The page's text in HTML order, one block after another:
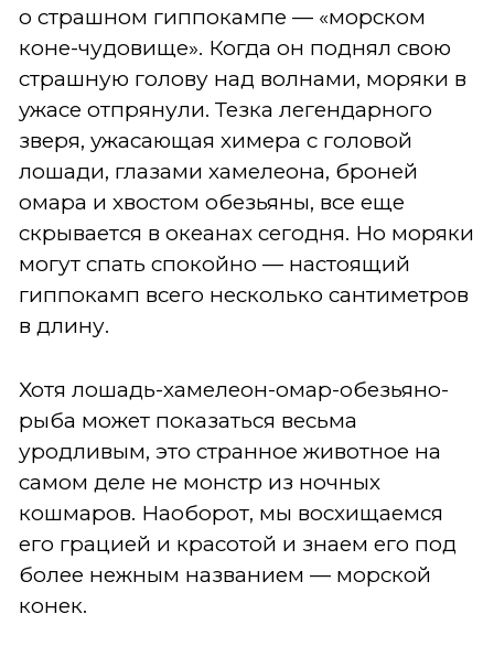
о страшном гиппокампе — «морском
коне-чудовище». Когда он поднял свою
страшную голову над волнами, моряки в
ужасе отпрянули. Тезка легендарного
зверя, ужасающая химера с головой
лошади, глазами хамелеона, броней
омара и хвостом обезьяны, все еще
скрывается в океанах сегодня. Но моряки
могут спать спокойно — настоящий
гиппокамп всего несколько сантиметров
в длину.
Хотя лошадь-хамелеон-омар-обезьяно-
рыба может показаться весьма
уродливым, это странное животное на
самом деле не монстр из ночных
кошмаров. Наоборот, мы восхищаемся
его грацией и красотой и знаем его под
более нежным названием — морской
конек.